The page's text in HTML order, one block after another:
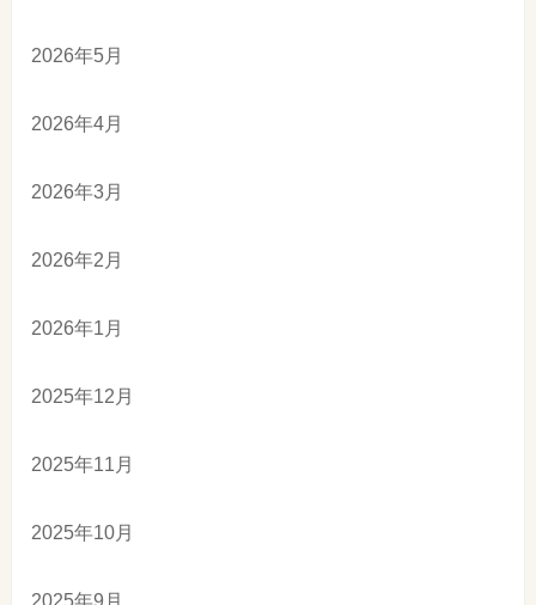
2026年5月
2026年4月
2026年3月
2026年2月
2026年1月
2025年12月
2025年11月
2025年10月